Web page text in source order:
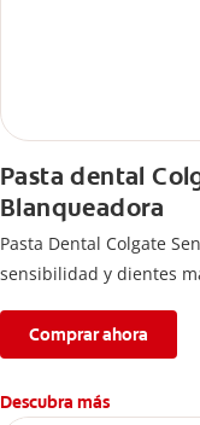
Pasta dental
Blanqueadora
Pasta Dental Colgate
sensibilidad y dientes
Comprar ahora
Descubra más